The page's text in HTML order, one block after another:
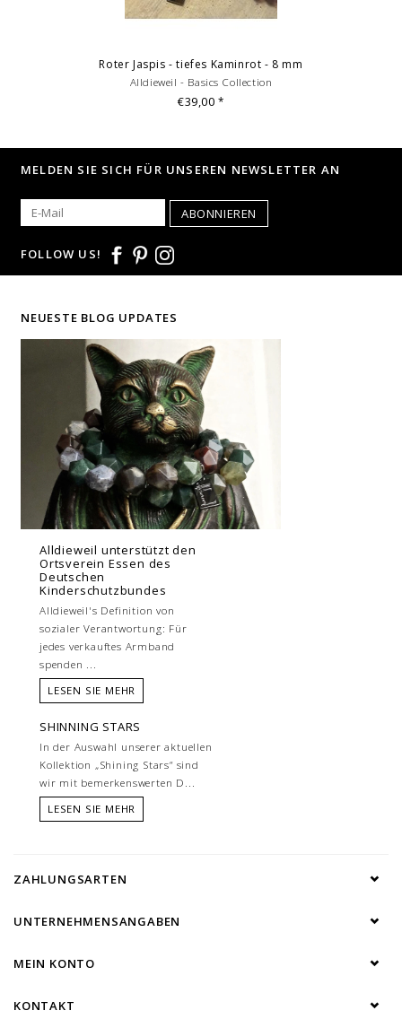
Roter Jaspis - tiefes Kaminrot - 8 mm
Alldieweil - Basics Collection
€39,00*
MELDEN SIE SICH FÜR UNSEREN NEWSLETTER AN
ABONNIEREN
FOLLOW US!
NEUESTE BLOG UPDATES
Alldieweil unterstützt den
Ortsverein Essen des
Deutschen
Kinderschutzbundes
Alldieweil's Definition von
sozialer Verantwortung: Für
jedes verkauftes Armband
spenden ...
LESEN SIE MEHR
SHINNING STARS
In der Auswahl unserer aktuellen
Kollektion „Shining Stars“ sind
wir mit bemerkenswerten D...
LESEN SIE MEHR
ZAHLUNGSARTEN
UNTERNEHMENSANGABEN
MEIN KONTO
KONTAKT